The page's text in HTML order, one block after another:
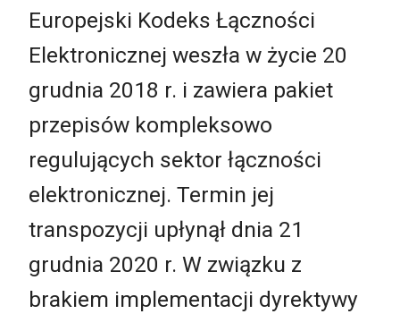
Europejski Kodeks Łączności
Elektronicznej weszła w życie 20
grudnia 2018 r. i zawiera pakiet
przepisów kompleksowo
regulujących sektor łączności
elektronicznej. Termin jej
transpozycji upłynął dnia 21
grudnia 2020 r. W związku z
brakiem implementacji dyrektywy